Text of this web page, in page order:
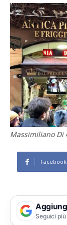
Massimiliano Di
Facebook
Seguici